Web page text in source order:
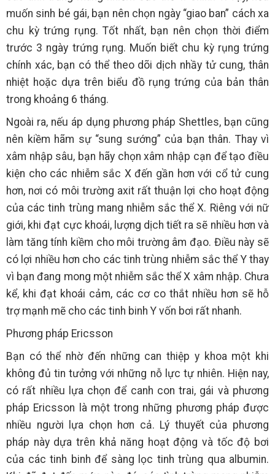
muốn sinh bé gái, bạn nên chọn ngày “giao ban” cách xa
chu kỳ trứng rụng. Tốt nhất, bạn nên chọn thời điểm
trước 3 ngày trứng rụng. Muốn biết chu kỳ rụng trứng
chính xác, bạn có thể theo dõi dịch nhầy tử cung, thân
nhiệt hoặc dựa trên biểu đồ rụng trứng của bản thân
trong khoảng 6 tháng.
Ngoài ra, nếu áp dụng phương pháp Shettles, bạn cũng
nên kiềm hãm sự “sung sướng” của bạn thân. Thay vì
xâm nhập sâu, bạn hãy chọn xâm nhập cạn để tạo điều
kiện cho các nhiễm sắc X đến gần hơn với cổ tử cung
hơn, nơi có môi trường axit rất thuận lợi cho hoạt động
của các tinh trùng mang nhiễm sắc thể X. Riêng với nữ
giới, khi đạt cực khoái, lượng dịch tiết ra sẽ nhiều hơn và
làm tăng tính kiềm cho môi trường âm đạo. Điều này sẽ
có lợi nhiều hơn cho các tinh trùng nhiễm sắc thể Y thay
vì bạn đang mong một nhiễm sắc thể X xâm nhập. Chưa
kể, khi đạt khoái cảm, các cơ co thắt nhiều hơn sẽ hỗ
trợ mạnh mẽ cho các tinh binh Y vốn bơi rất nhanh.
Phương pháp Ericsson
Bạn có thể nhờ đến những can thiệp y khoa một khi
không đủ tin tưởng với những nỗ lực tự nhiên. Hiện nay,
có rất nhiều lựa chọn để canh con trai, gái và phương
pháp Ericsson là một trong những phương pháp được
nhiều người lựa chọn hơn cả. Lý thuyết của phương
pháp này dựa trên khả năng hoạt động và tốc độ bơi
của các tinh binh để sàng lọc tinh trùng qua albumin.